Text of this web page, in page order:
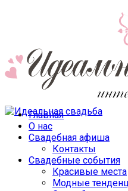
Главная
О нас
Свадебная афиша
Контакты
Свадебные события
Красивые места
Модные